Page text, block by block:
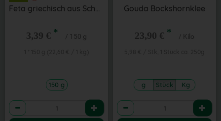
Feta griechisch aus Schaf- und Ziegenmilch
3,39 € * / 150 g
150 g
Anzahl
Gouda Bockshornklee
23,90 € * / Kilo
g Stück Kg
Anzahl